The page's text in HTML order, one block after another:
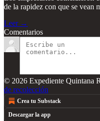
de la rapidez con que se vean
Leer →
Comentarios
© 2026 Expediente Quintana
de recolección
Crea tu Substack
Descargar la app